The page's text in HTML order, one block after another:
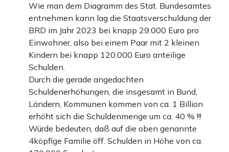
Wie man dem Diagramm des Stat. Bundesamtes
entnehmen kann lag die Staatsverschuldung der
BRD im Jahr 2023 bei knapp 29.000 Euro pro
Einwohner, also bei einem Paar mit 2 kleinen
Kindern bei knapp 120.000 Euro anteilige
Schulden.
Durch die gerade angedachten
Schuldenerhöhungen, die insgesamt in Bund,
Ländern, Kommunen kommen von ca. 1 Billion
erhöht sich die Schuldenmenge um ca. 40 % !!!
Würde bedeuten, daß auf die oben genannte
4köpfige Familie öff. Schulden in Höhe von ca.